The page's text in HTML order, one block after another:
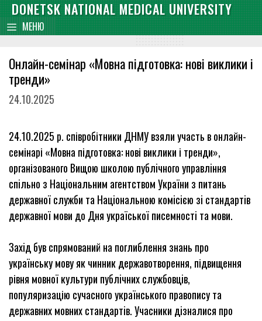
content
Skip
to
content
DONETSK NATIONAL MEDICAL UNIVERSITY
МЕНЮ
Онлайн-семінар «Мовна підготовка: нові виклики і
тренди»
24.10.2025
24.10.2025 р. співробітники ДНМУ взяли участь в онлайн-
семінарі «Мовна підготовка: нові виклики і тренди»,
організованого Вищою школою публiчного управлiння
спiльно з Нацiональним агентством України з питань
державної слyжби та Нацiональною комiсiєю зi стандартiв
державної мови до Дня україської писемностi та мови.
Захiд був спрямований на поглиблення знань про
українську мову як чинник державотворення, підвищення
рівня мовної культури публiчних службовцiв,
популяризацію сучасного українського правопису та
державних мовних стандартiв. Учасники дiзналися про